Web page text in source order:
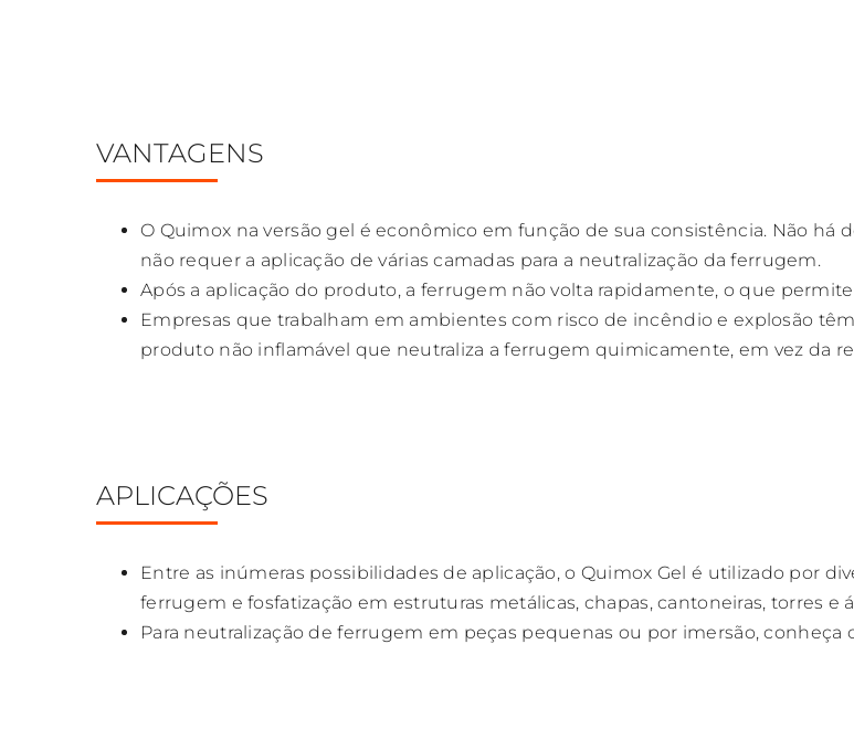
VANTAGENS
O Quimox na versão gel é econômico em função de sua consistência. Não há
não requer a aplicação de várias camadas para a neutralização da ferrugem.
Após a aplicação do produto, a ferrugem não volta rapidamente, o que
Empresas que trabalham em ambientes com risco de incêndio e explosão
produto não inflamável que neutraliza a ferrugem quimicamente, em vez da
APLICAÇÕES
Entre as inúmeras possibilidades de aplicação, o Quimox Gel é utilizado por
ferrugem e fosfatização em estruturas metálicas, chapas, cantoneiras, torres e
Para neutralização de ferrugem em peças pequenas ou por imersão, conheça